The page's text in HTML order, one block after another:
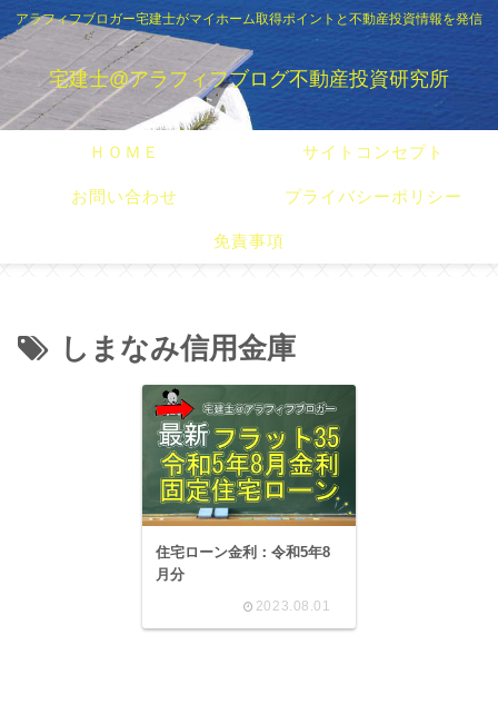
アラフィフブロガー宅建士がマイホーム取得ポイントと不動産投資情報を発信
宅建士@アラフィフブログ不動産投資研究所
ＨＯＭＥ サイトコンセプト
お問い合わせ プライバシーポリシー
免責事項
しまなみ信用金庫
住宅ローン金利：令和5年8
月分
2023.08.01